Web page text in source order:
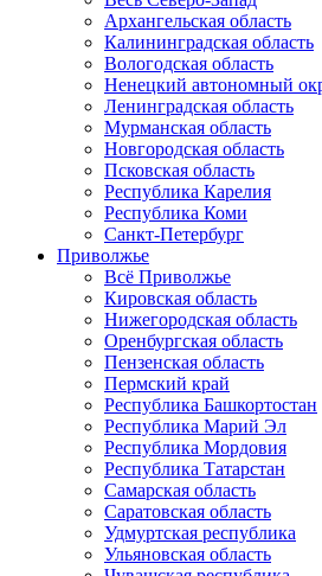
Архангельская область
Калининградская область
Вологодская область
Ненецкий автономный
Ленинградская область
Мурманская область
Новгородская область
Псковская область
Республика Карелия
Республика Коми
Санкт-Петербург
Приволжье
Всё Приволжье
Кировская область
Нижегородская область
Оренбургская область
Пензенская область
Пермский край
Республика Башкортостан
Республика Марий Эл
Республика Мордовия
Республика Татарстан
Самарская область
Саратовская область
Удмуртская республика
Ульяновская область